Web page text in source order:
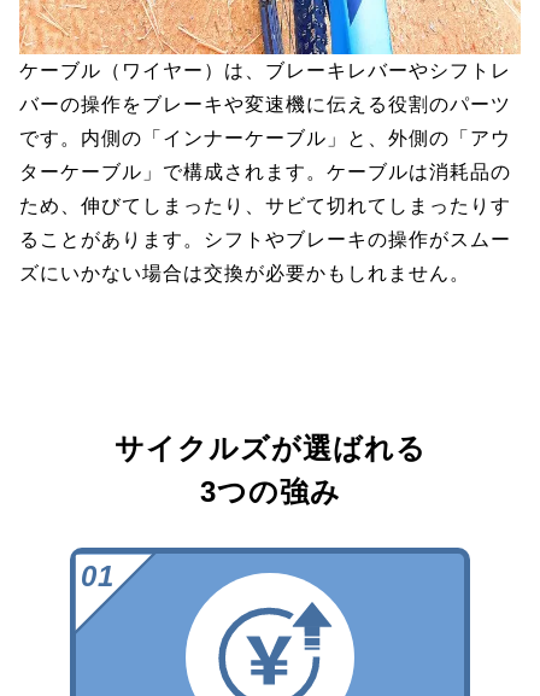
ケーブル（ワイヤー）は、ブレーキレバーやシフトレ
バーの操作をブレーキや変速機に伝える役割のパーツ
です。内側の「インナーケーブル」と、外側の「アウ
ターケーブル」で構成されます。ケーブルは消耗品の
ため、伸びてしまったり、サビて切れてしまったりす
ることがあります。シフトやブレーキの操作がスムー
ズにいかない場合は交換が必要かもしれません。
サイクルズが選ばれる
3つの強み